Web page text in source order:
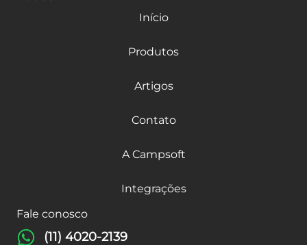
Início
Produtos
Artigos
Contato
A Campsoft
Integrações
Fale conosco
(11) 4020-2139